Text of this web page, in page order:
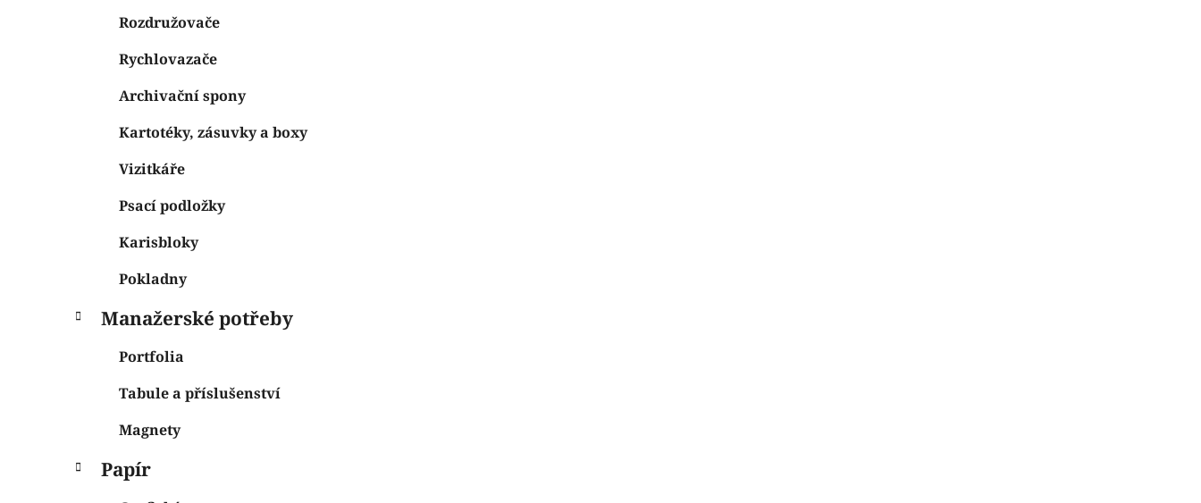
Rozdružovače
Rychlovazače
Archivační spony
Kartotéky, zásuvky a boxy
Vizitkáře
Psací podložky
Karisbloky
Pokladny
Manažerské potřeby
Portfolia
Tabule a příslušenství
Magnety
Papír